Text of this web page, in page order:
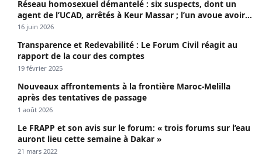
Réseau homosexuel démantelé : six suspects, dont un
agent de l’UCAD, arrêtés à Keur Massar ; l’un avoue avoir
propagé le VIH depuis 2018
16 juin 2026
Transparence et Redevabilité : Le Forum Civil réagit au
rapport de la cour des comptes
19 février 2025
Nouveaux affrontements à la frontière Maroc-Melilla
après des tentatives de passage
1 août 2026
Le FRAPP et son avis sur le forum: « trois forums sur l’eau
auront lieu cette semaine à Dakar »
21 mars 2022